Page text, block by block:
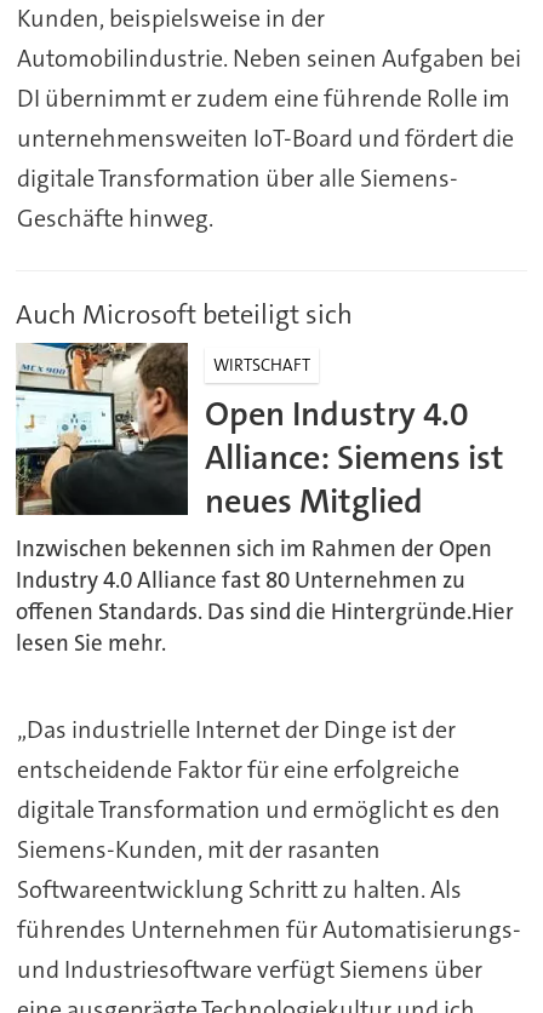
Kunden, beispielsweise in der
Automobilindustrie. Neben seinen Aufgaben bei
DI übernimmt er zudem eine führende Rolle im
unternehmensweiten IoT-Board und fördert die
digitale Transformation über alle Siemens-
Geschäfte hinweg.
Auch Microsoft beteiligt sich
WIRTSCHAFT
Open Industry 4.0
Alliance: Siemens ist
neues Mitglied
Inzwischen bekennen sich im Rahmen der Open
Industry 4.0 Alliance fast 80 Unternehmen zu
offenen Standards. Das sind die Hintergründe.Hier
lesen Sie mehr.
„Das industrielle Internet der Dinge ist der
entscheidende Faktor für eine erfolgreiche
digitale Transformation und ermöglicht es den
Siemens-Kunden, mit der rasanten
Softwareentwicklung Schritt zu halten. Als
führendes Unternehmen für Automatisierungs-
und Industriesoftware verfügt Siemens über